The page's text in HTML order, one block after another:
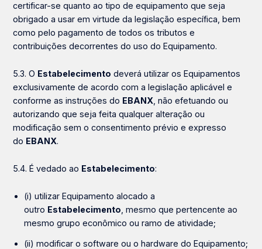
certificar-se quanto ao tipo de equipamento que seja
obrigado a usar em virtude da legislação específica, bem
como pelo pagamento de todos os tributos e
contribuições decorrentes do uso do Equipamento.
5.3. O Estabelecimento deverá utilizar os Equipamentos
exclusivamente de acordo com a legislação aplicável e
conforme as instruções do EBANX , não efetuando ou
autorizando que seja feita qualquer alteração ou
modificação sem o consentimento prévio e expresso
do EBANX.
5.4. É vedado ao Estabelecimento:
(i) utilizarEquipamento alocado a
outro Estabelecimento , mesmo que pertencente ao
mesmo grupo econômico ou ramo de atividade;
(ii) modificar o software ou o hardware do Equipamento;